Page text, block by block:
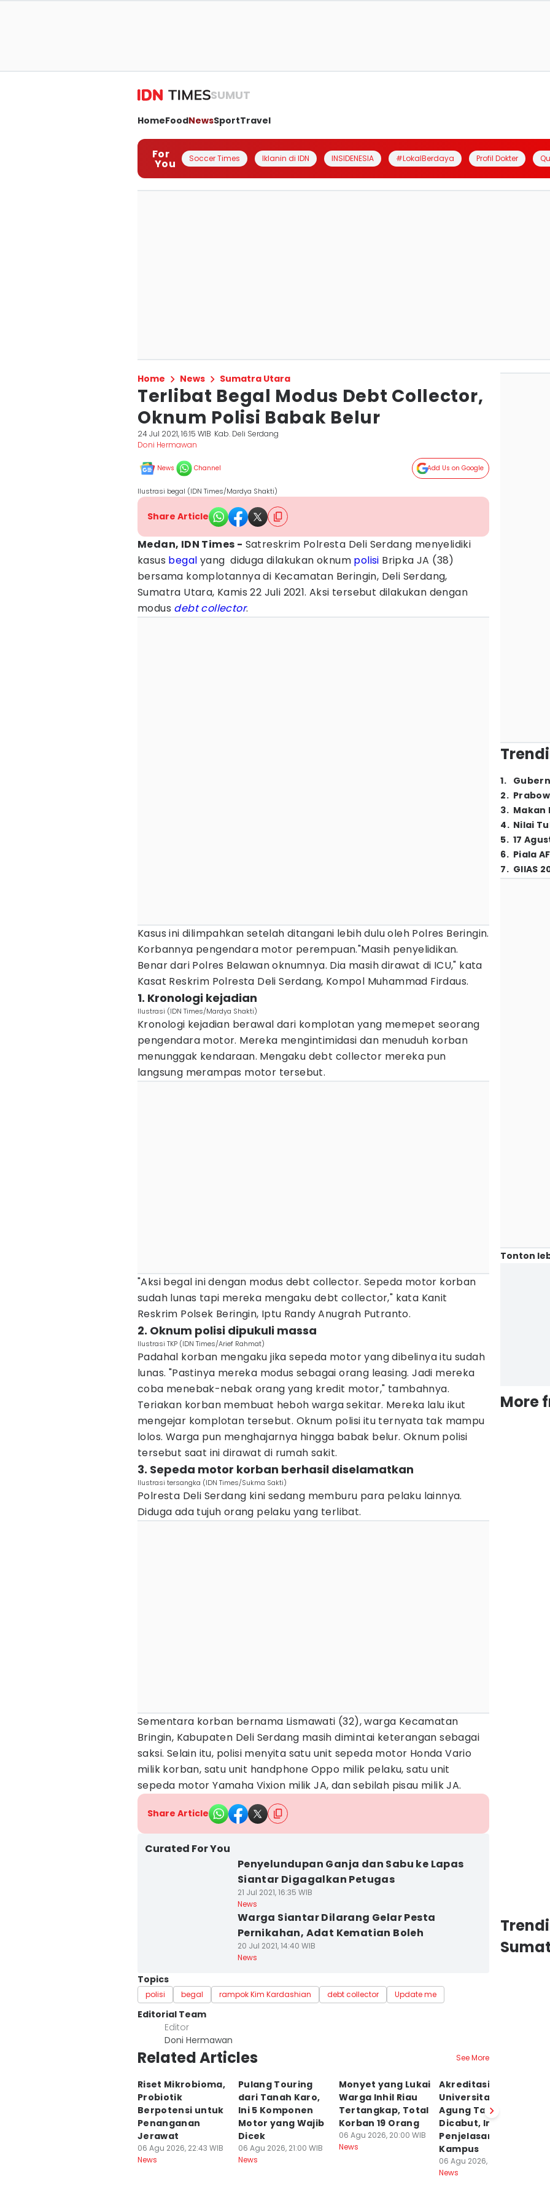
SUMUT
HomeFoodNewsSportTravel
For
You Soccer Times Iklanin di IDN INSIDENESIA #LokalBerdaya Profil Dokter
Home News Sumatra Utara
Terlibat Begal Modus Debt Collector,
Oknum Polisi Babak Belur
24 Jul 2021, 16:15 WIB Kab. Deli Serdang
Doni Hermawan
News Channel Add Us on Google
Ilustrasi begal (IDN Times/Mardya Shakti)
Share Article
Medan, IDN Times - Satreskrim Polresta Deli Serdang menyelidiki
kasus begal yang diduga dilakukan oknum polisi Bripka JA (38)
bersama komplotannya di Kecamatan Beringin, Deli Serdang,
Sumatra Utara, Kamis 22 Juli 2021. Aksi tersebut dilakukan dengan
modus debt collector.
Kasus ini dilimpahkan setelah ditangani lebih dulu oleh Polres Beringin.
Korbannya pengendara motor perempuan."Masih penyelidikan.
Benar dari Polres Belawan oknumnya. Dia masih dirawat di ICU," kata
Kasat Reskrim Polresta Deli Serdang, Kompol Muhammad Firdaus.
1. Kronologi kejadian
Ilustrasi (IDN Times/Mardya Shakti)
Kronologi kejadian berawal dari komplotan yang memepet seorang
pengendara motor. Mereka mengintimidasi dan menuduh korban
menunggak kendaraan. Mengaku debt collector mereka pun
langsung merampas motor tersebut.
"Aksi begal ini dengan modus debt collector. Sepeda motor korban
sudah lunas tapi mereka mengaku debt collector," kata Kanit
Reskrim Polsek Beringin, Iptu Randy Anugrah Putranto.
2. Oknum polisi dipukuli massa
Ilustrasi TKP (IDN Times/Arief Rahmat)
Padahal korban mengaku jika sepeda motor yang dibelinya itu sudah
lunas. "Pastinya mereka modus sebagai orang leasing. Jadi mereka
coba menebak-nebak orang yang kredit motor," tambahnya.
Teriakan korban membuat heboh warga sekitar. Mereka lalu ikut
mengejar komplotan tersebut. Oknum polisi itu ternyata tak mampu
lolos. Warga pun menghajarnya hingga babak belur. Oknum polisi
tersebut saat ini dirawat di rumah sakit.
3. Sepeda motor korban berhasil diselamatkan
Ilustrasi tersangka (IDN Times/Sukma Sakti)
Polresta Deli Serdang kini sedang memburu para pelaku lainnya.
Diduga ada tujuh orang pelaku yang terlibat.
Sementara korban bernama Lismawati (32), warga Kecamatan
Bringin, Kabupaten Deli Serdang masih dimintai keterangan sebagai
saksi. Selain itu, polisi menyita satu unit sepeda motor Honda Vario
milik korban, satu unit handphone Oppo milik pelaku, satu unit
sepeda motor Yamaha Vixion milik JA, dan sebilah pisau milik JA.
Share Article
Curated For You
Penyelundupan Ganja dan Sabu ke Lapas
Siantar Digagalkan Petugas
21 Jul 2021, 16:35 WIB
News
Warga Siantar Dilarang Gelar Pesta
Pernikahan, Adat Kematian Boleh
20 Jul 2021, 14:40 WIB
News
Topics
polisi begal rampok Kim Kardashian debt collector Update me
Editorial Team
Editor
Doni Hermawan
Related Articles See More
Riset Mikrobioma,
Probiotik
Berpotensi untuk
Penanganan
Jerawat
06 Agu 2026, 22:43 WIB
News
Pulang Touring
dari Tanah Karo,
Ini 5 Komponen
Motor yang Wajib
Dicek
06 Agu 2026, 21:00 WIB
News
Monyet yang Lukai
Warga Inhil Riau
Tertangkap, Total
Korban 19 Orang
06 Agu 2026, 20:00 WIB
News
Akreditasi
Universitas Darma
Agung Tak Pernah
Dicabut, Ini
Penjelasan Pihak
Kampus
06 Agu 2026, 19:38 WIB
News
1.
2.
3. Makan
4. Nilai
5. 17
6. Piala
7. GIIAS
Tonton
More